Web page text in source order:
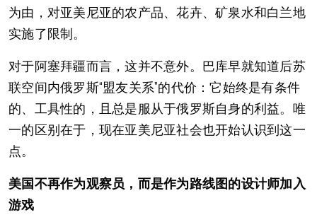
为由，对亚美尼亚的农产品、花卉、矿泉水和白兰地
实施了限制。
对于阿塞拜疆而言，这并不意外。巴库早就知道后苏
联空间内俄罗斯“盟友关系”的代价：它始终是有条件
的、工具性的，且总是服从于俄罗斯自身的利益。唯
一的区别在于，现在亚美尼亚社会也开始认识到这一
点。
美国不再作为观察员，而是作为路线图的设计师加入
游戏